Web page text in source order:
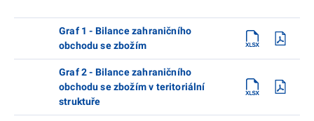
Graf 1 - Bilance zahraničního
obchodu se zbožím
Graf 2 - Bilance zahraničního
obchodu se zbožím v teritoriální
struktuře